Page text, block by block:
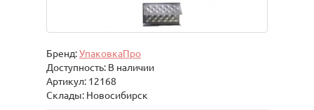
Бренд:УпаковкаПро
Доступность: В наличии
Артикул: 12168
Склады: Новосибирск